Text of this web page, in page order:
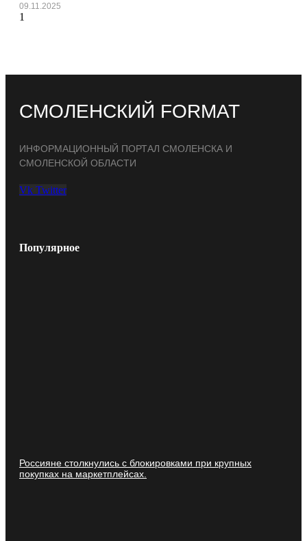
09.11.2025
СМОЛЕНСКИЙ FORMAT
ИНФОРМАЦИОННЫЙ ПОРТАЛ СМОЛЕНСКА И
СМОЛЕНСКОЙ ОБЛАСТИ
Vk Twitter
Популярное
Россияне столкнулись с блокировками при крупных
покупках на маркетплейсах.